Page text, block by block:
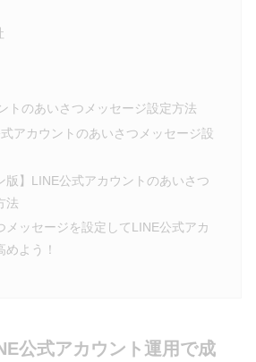
トのあいさつメッセージ設定方法
式アカウントのあいさつメッセージ設
版】LINE公式アカウントのあいさつ
法
メッセージを設定してLINE公式アカ
めよう！
公式アカウント運用で成